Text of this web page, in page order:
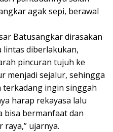
agak sepi, berawal
Batusangkar dirasakan
lintas diberlakukan,
pincuran tujuh ke
menjadi sejalur, sehingga
terkadang ingin singgah
harap rekayasa lalu
bisa bermanfaat dan
ujarnya.